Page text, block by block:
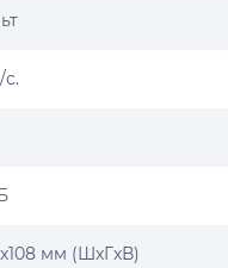
с.
мм (ШxГxВ)